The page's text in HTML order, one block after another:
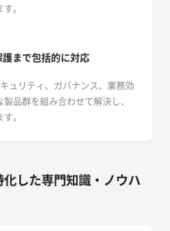
。
まで包括的に対応
ュリティ、ガバナンス、業務効
品群を組み合わせて解決し、
。
した専門知識・ノウハ